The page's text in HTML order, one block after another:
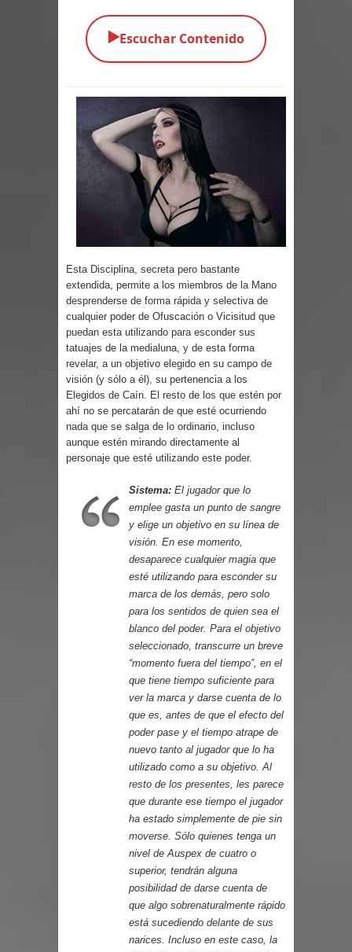
Parte 02: Los Muertos Gobiernan a
Parte 01: Escondido a Plena Luz
Parte 02: El Enemigo de mi Enemigo
Parte 06: Coletazos
Parte 05: Los Horrores del Infierno
Parte 03: La Traición
Parte 03: Reflexiones
▶️Escuchar Contenido
Esta Disciplina, secreta pero bastante
extendida, permite a los miembros de la Mano
desprenderse de forma rápida y selectiva de
cualquier poder de Ofuscación o Vicisitud que
puedan esta utilizando para esconder sus
tatuajes de la medialuna, y de esta forma
revelar, a un objetivo elegido en su campo de
visión (y sólo a él), su pertenencia a los
Elegidos de Caín. El resto de los que estén por
ahí no se percatarán de que esté ocurriendo
nada que se salga de lo ordinario, incluso
aunque estén mirando directamente al
personaje que esté utilizando este poder.
Sistema: El jugador que lo
emplee gasta un punto de sangre
y elige un objetivo en su línea de
visión. En ese momento,
desaparece cualquier magia que
esté utilizando para esconder su
marca de los demás, pero solo
para los sentidos de quien sea el
blanco del poder. Para el objetivo
seleccionado, transcurre un breve
“momento fuera del tiempo”, en el
que tiene tiempo suficiente para
ver la marca y darse cuenta de lo
que es, antes de que el efecto del
poder pase y el tiempo atrape de
nuevo tanto al jugador que lo ha
utilizado como a su objetivo. Al
resto de los presentes, les parece
que durante ese tiempo el jugador
ha estado simplemente de pie sin
moverse. Sólo quienes tenga un
nivel de Auspex de cuatro o
superior, tendrán alguna
posibilidad de darse cuenta de
que algo sobrenaturalmente rápido
está sucediendo delante de sus
narices. Incluso en este caso, la